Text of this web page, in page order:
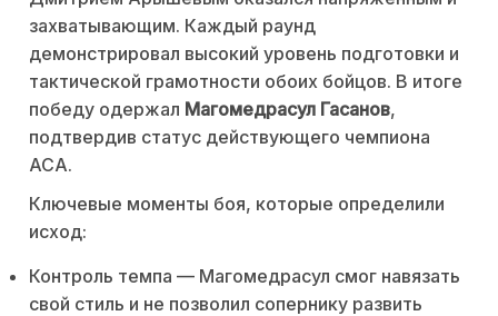
захватывающим. Каждый раунд
демонстрировал высокий уровень подготовки и
тактической грамотности обоих бойцов. В итоге
победу одержал Магомедрасул Гасанов,
подтвердив статус действующего чемпиона
ACA.
Ключевые моменты боя, которые определили
исход:
Контроль темпа — Магомедрасул смог навязать
свой стиль и не позволил сопернику развить